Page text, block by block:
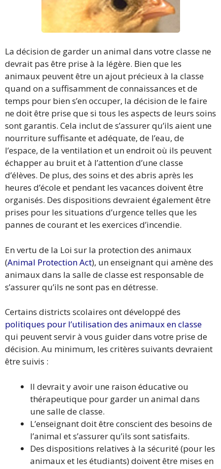
La décision de garder un animal dans votre classe ne
devrait pas être prise à la légère. Bien que les
animaux peuvent être un ajout précieux à la classe
quand on a suffisamment de connaissances et de
temps pour bien s’en occuper, la décision de le faire
ne doit être prise que si tous les aspects de leurs soins
sont garantis. Cela inclut de s’assurer qu’ils aient une
nourriture suffisante et adéquate, de l’eau, de
l’espace, de la ventilation et un endroit où ils peuvent
échapper au bruit et à l’attention d’une classe
d’élèves. De plus, des soins et des abris après les
heures d’école et pendant les vacances doivent être
organisés. Des dispositions devraient également être
prises pour les situations d’urgence telles que les
pannes de courant et les exercices d’incendie.
En vertu de la Loi sur la protection des animaux
(Animal Protection Act), un enseignant qui amène des
animaux dans la salle de classe est responsable de
s’assurer qu’ils ne sont pas en détresse.
Certains districts scolaires ont développé des
politiques pour l’utilisation des animaux en classe
qui peuvent servir à vous guider dans votre prise de
décision. Au minimum, les critères suivants devraient
être suivis :
Il devrait y avoir une raison éducative ou
thérapeutique pour garder un animal dans
une salle de classe.
L’enseignant doit être conscient des besoins de
l’animal et s’assurer qu’ils sont satisfaits.
Des dispositions relatives à la sécurité (pour les
animaux et les étudiants) doivent être mises en